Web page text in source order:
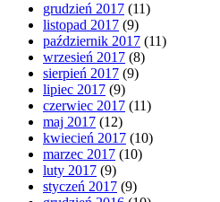
grudzień 2017 (11)
listopad 2017 (9)
październik 2017 (11)
wrzesień 2017 (8)
sierpień 2017 (9)
lipiec 2017 (9)
czerwiec 2017 (11)
maj 2017 (12)
kwiecień 2017 (10)
marzec 2017 (10)
luty 2017 (9)
styczeń 2017 (9)